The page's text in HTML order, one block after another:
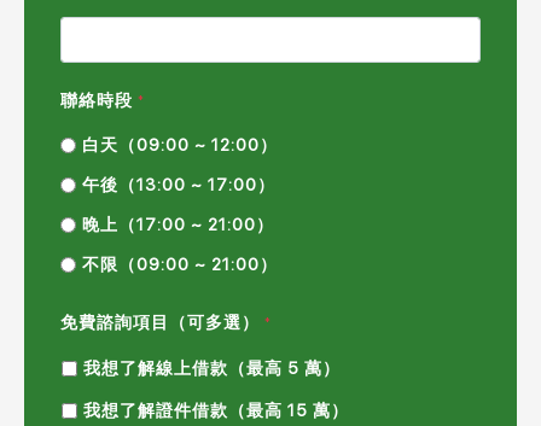
聯絡時段 *
白天（09:00 ~ 12:00）
午後（13:00 ~ 17:00）
晚上（17:00 ~ 21:00）
不限（09:00 ~ 21:00）
免費諮詢項目（可多選） *
我想了解線上借款（最高 5 萬）
我想了解證件借款（最高 15 萬）